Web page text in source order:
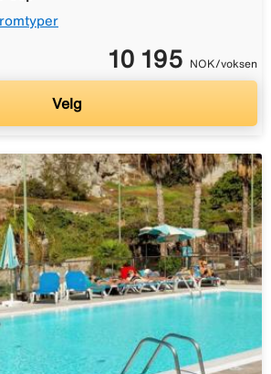
10 195 NOK/voksen
Velg